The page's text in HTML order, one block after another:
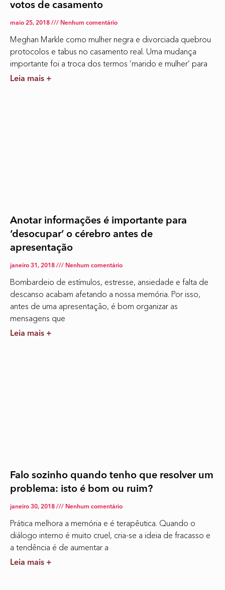
votos de casamento
maio 25, 2018 Nenhum comentário
Meghan Markle como mulher negra e divorciada quebrou
protocolos e tabus no casamento real. Uma mudança
importante foi a troca dos termos ‘marido e mulher’ para
Leia mais +
Anotar informações é importante para
‘desocupar’ o cérebro antes de
apresentação
janeiro 31, 2018 Nenhum comentário
Bombardeio de estímulos, estresse, ansiedade e falta de
descanso acabam afetando a nossa memória. Por isso,
antes de uma apresentação, é bom organizar as
mensagens que
Leia mais +
Falo sozinho quando tenho que resolver um
problema: isto é bom ou ruim?
janeiro 30, 2018 Nenhum comentário
Prática melhora a memória e é terapêutica. Quando o
diálogo interno é muito cruel, cria-se a ideia de fracasso e
a tendência é de aumentar a
Leia mais +